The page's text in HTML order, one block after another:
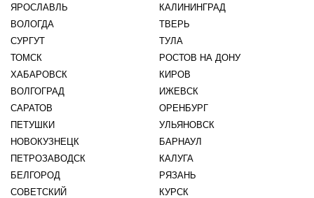
ЯРОСЛАВЛЬ
КАЛИНИНГРАД
ВОЛОГДА
ТВЕРЬ
СУРГУТ
ТУЛА
ТОМСК
РОСТОВ НА ДОНУ
ХАБАРОВСК
КИРОВ
ВОЛГОГРАД
ИЖЕВСК
САРАТОВ
ОРЕНБУРГ
ПЕТУШКИ
УЛЬЯНОВСК
НОВОКУЗНЕЦК
БАРНАУЛ
ПЕТРОЗАВОДСК
КАЛУГА
БЕЛГОРОД
РЯЗАНЬ
СОВЕТСКИЙ
КУРСК